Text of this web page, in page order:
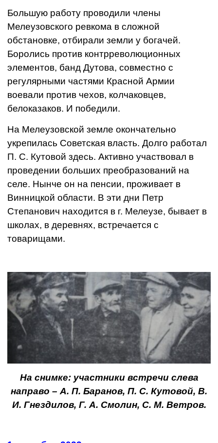
Большую работу проводили члены
Мелеузовского ревкома в сложной
обстановке, отбирали земли у богачей.
Боролись против контрреволюционных
элементов, банд Дутова, совместно с
регулярными частями Красной Армии
воевали против чехов, колчаковцев,
белоказаков. И победили.
На Мелеузовской земле окончательно
укрепилась Советская власть. Долго работал
П. С. Кутовой здесь. Активно участвовал в
проведении больших преобразований на
селе. Нынче он на пенсии, проживает в
Винницкой области. В эти дни Петр
Степанович находится в г. Мелеузе, бывает в
школах, в деревнях, встречается с
товарищами.
На снимке: участники встречи слева
направо – А. П. Баранов, П. С. Кутовой, В.
И. Гнездилов, Г. А. Смолин, С. М. Ветров.